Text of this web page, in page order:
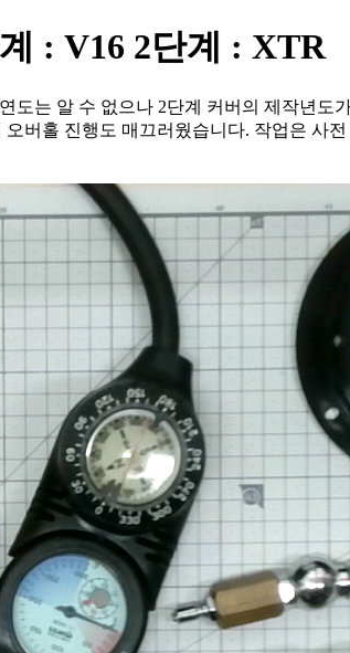
: V16 2단계 : XTR
는 알 수 없으나 2단계 커버의 제작년도
버홀 진행도 매끄러웠습니다. 작업은 사